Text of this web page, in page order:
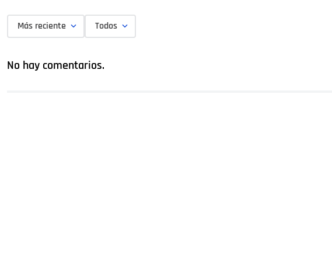
Más reciente Todos
No hay comentarios.